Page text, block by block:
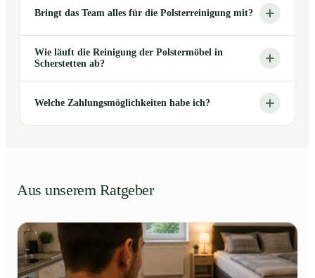
Bringt das Team alles für die Polsterreinigung mit?
Wie läuft die Reinigung der Polstermöbel in
Scherstetten ab?
Welche Zahlungsmöglichkeiten habe ich?
Aus unserem Ratgeber